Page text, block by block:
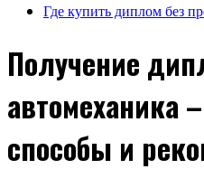
Где купить диплом без
Получение
автомеханика
способы и